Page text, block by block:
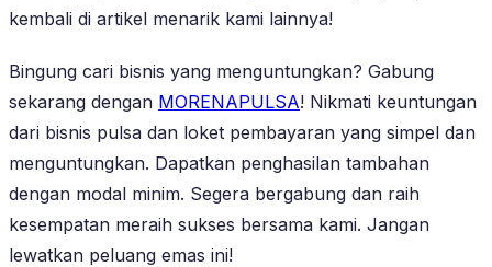
kembali di artikel menarik kami lainnya!
Bingung cari bisnis yang menguntungkan? Gabung
sekarang dengan MORENAPULSA! Nikmati keuntungan
dari bisnis pulsa dan loket pembayaran yang simpel dan
menguntungkan. Dapatkan penghasilan tambahan
dengan modal minim. Segera bergabung dan raih
kesempatan meraih sukses bersama kami. Jangan
lewatkan peluang emas ini!